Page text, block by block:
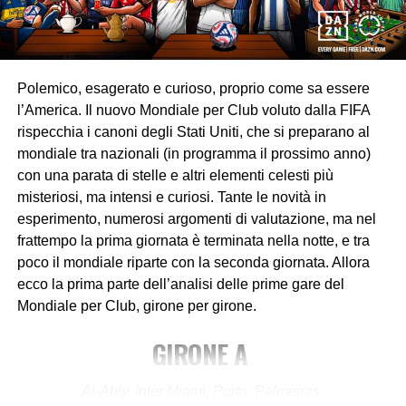
Foto: X Inter
Nell’altra gara del girone l’ Interfa il suo esordio contro il
giorni fa l’Inter ha cambiato molto, ridimensionato dopo la
batosta subita dal PSG. In panchina non siede più
Polemico, esagerato e curioso, proprio come sa essere
l’America. Il nuovo Mondiale per Club voluto dalla FIFA
rispecchia i canoni degli Stati Uniti, che si preparano al
mondiale tra nazionali (in programma il prossimo anno)
con una parata di stelle e altri elementi celesti più
misteriosi, ma intensi e curiosi. Tante le novità in
esperimento, numerosi argomenti di valutazione, ma nel
frattempo la prima giornata è terminata nella notte, e tra
poco il mondiale riparte con la seconda giornata. Allora
ecco la prima parte dell’analisi delle prime gare del
Mondiale per Club, girone per girone.
GIRONE A